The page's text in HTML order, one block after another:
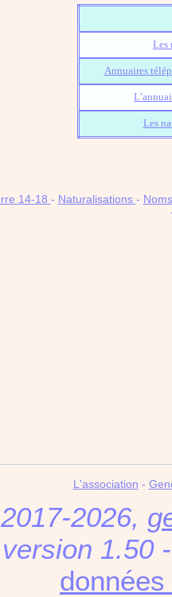
Les
Annuaires
Les
14-18 - Naturalisations -
L'association -
2026,
1.50